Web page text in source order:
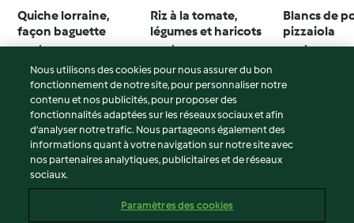
Quiche lorraine,
façon baguette
4.6 (16)
Riz à la tomate,
légumes et haricots
2.9 (12)
Blancs de
pizzaiola
4.6 (146)
© Copyright 2026
Conditions d'utilisation
Politique de confidentialité
Nous utilisons des cookies pour nous assurer du bon
fonctionnement de notre site, pour personnaliser notre
contenu et nos publicités, pour proposer des
fonctionnalités adaptées sur les réseaux sociaux et afin
d’analyser notre trafic. Nous partageons également des
informations quant à votre navigation sur notre site avec
nos partenaires analytiques, publicitaires et de réseaux
sociaux.
Paramètres des cookies